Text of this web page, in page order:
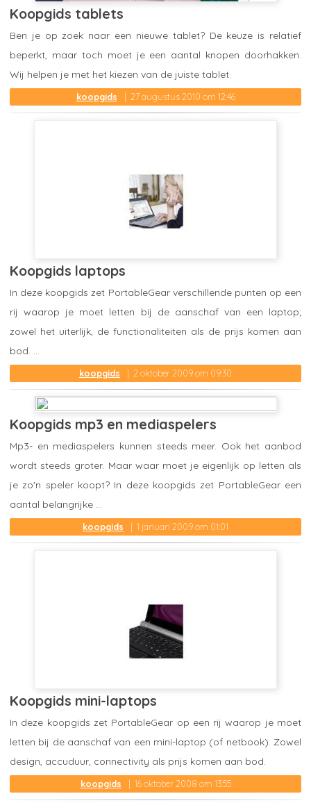
Koopgids tablets
koopgids 27 augustus 2010 om 12:46
Ben je op zoek naar een nieuwe tablet? De keuze is relatief
beperkt, maar toch moet je een aantal knopen doorhakken.
Wij helpen je met het kiezen van de juiste tablet.
Koopgids laptops
koopgids 2 oktober 2009 om 09:30
In deze koopgids zet PortableGear verschillende punten op een
rij waarop je moet letten bij de aanschaf van een laptop;
zowel het uiterlijk, de functionaliteiten als de prijs komen aan
bod. ...
Koopgids mp3 en mediaspelers
koopgids 1 januari 2009 om 01:01
Mp3- en mediaspelers kunnen steeds meer. Ook het aanbod
wordt steeds groter. Maar waar moet je eigenlijk op letten als
je zo'n speler koopt? In deze koopgids zet PortableGear een
aantal belangrijke ...
Koopgids mini-laptops
koopgids 16 oktober 2008 om 13:55
In deze koopgids zet PortableGear op een rij waarop je moet
letten bij de aanschaf van een mini-laptop (of netbook). Zowel
design, accuduur, connectivity als prijs komen aan bod.